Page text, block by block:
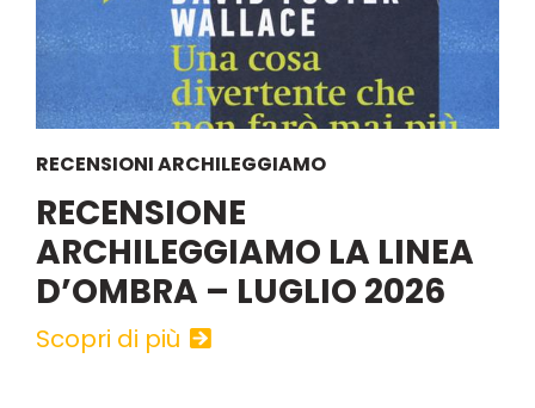
RECENSIONI ARCHILEGGIAMO
RECENSIONE
ARCHILEGGIAMO LA LINEA
D’OMBRA – LUGLIO 2026
Scopri di più